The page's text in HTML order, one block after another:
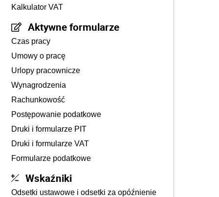
Kalkulator VAT
Aktywne formularze
Czas pracy
Umowy o pracę
Urlopy pracownicze
Wynagrodzenia
Rachunkowość
Postępowanie podatkowe
Druki i formularze PIT
Druki i formularze VAT
Formularze podatkowe
Wskaźniki
Odsetki ustawowe i odsetki za opóźnienie